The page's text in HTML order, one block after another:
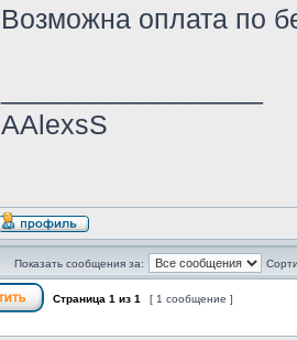
Возможна оплата по
AAlexsS
Показать сообщения за:
Страница 1 из 1 [ 1 сообщение ]